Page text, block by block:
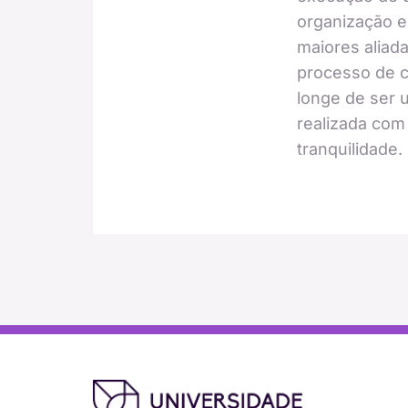
organização
maiores
processo de
longe de ser
realizada
tranquilidade.